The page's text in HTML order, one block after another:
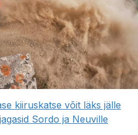
kiiruskatse võit läks jälle
Sordo ja Neuville